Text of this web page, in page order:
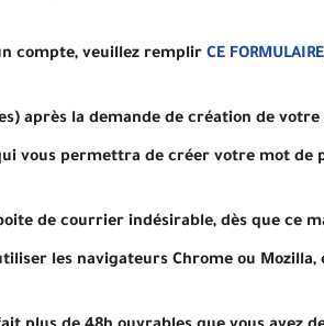
compte, veuillez remplir CE
après la demande de création de
vous permettra de créer votre mot de
de courrier indésirable, dès que ce
les navigateurs Chrome ou